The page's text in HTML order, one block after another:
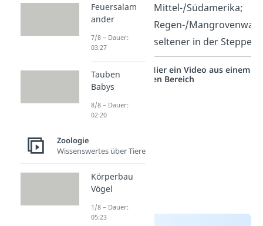
Lebensraum
Mittel-/Südamerika;
Regen-/
seltener in der Steppe
Studyflix vernetzt: Hier ein Video aus einem
anderen Bereich
Feuersalam
ander
7/8 – Dauer:
03:27
Tauben
Babys
8/8 – Dauer:
02:20
Zoologie
Wissenswertes über Tiere
Körperbau
Vögel
1/8 – Dauer:
05:23